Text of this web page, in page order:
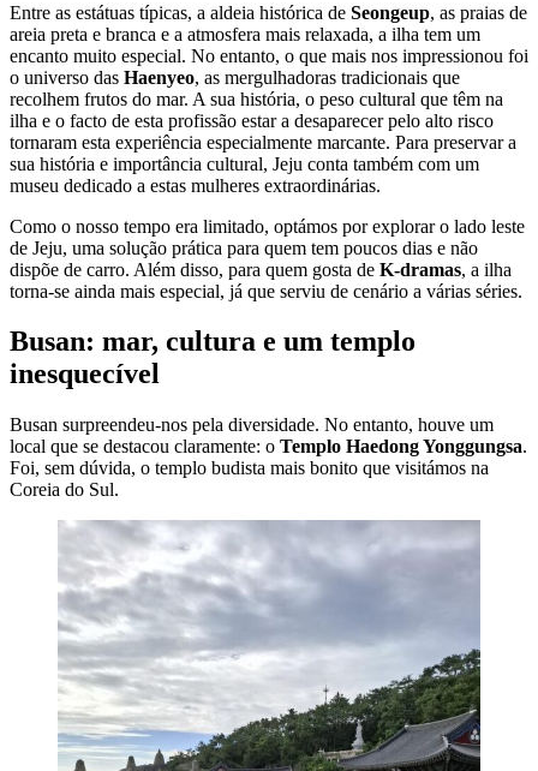
Entre as estátuas típicas, a aldeia histórica de Seongeup, as praias de
areia preta e branca e a atmosfera mais relaxada, a ilha tem um
encanto muito especial. No entanto, o que mais nos impressionou foi
o universo das Haenyeo, as mergulhadoras tradicionais que
recolhem frutos do mar. A sua história, o peso cultural que têm na
ilha e o facto de esta profissão estar a desaparecer pelo alto risco
tornaram esta experiência especialmente marcante. Para preservar a
sua história e importância cultural, Jeju conta também com um
museu dedicado a estas mulheres extraordinárias.
Como o nosso tempo era limitado, optámos por explorar o lado leste
de Jeju, uma solução prática para quem tem poucos dias e não
dispõe de carro. Além disso, para quem gosta de K-dramas, a ilha
torna-se ainda mais especial, já que serviu de cenário a várias séries.
Busan: mar, cultura e um templo
inesquecível
Busan surpreendeu-nos pela diversidade. No entanto, houve um
local que se destacou claramente: o Templo Haedong Yonggungsa.
Foi, sem dúvida, o templo budista mais bonito que visitámos na
Coreia do Sul.